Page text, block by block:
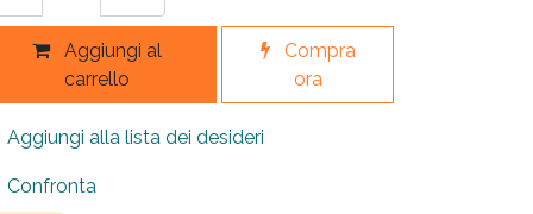
Aggiungi al
carrello
Compra
ora
Aggiungi alla lista dei desideri
Confronta